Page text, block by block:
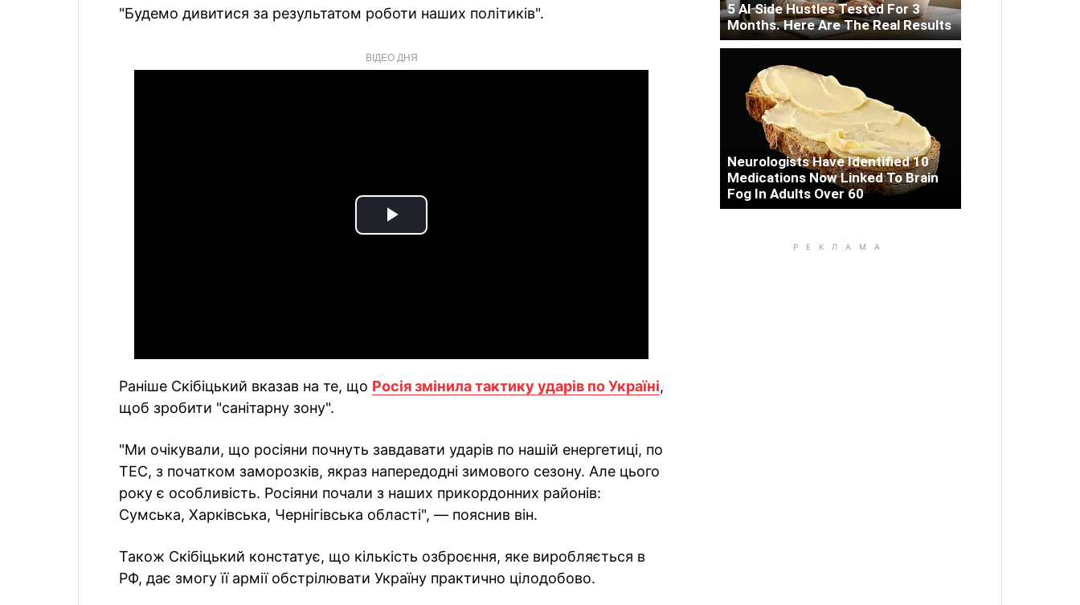
"Будемо дивитися за результатом роботи наших політиків".
ВІДЕО ДНЯ
Play
Раніше Скібіцький вказав на те, що Росія змінила тактику ударів по Україні,
щоб зробити "санітарну зону".
"Ми очікували, що росіяни почнуть завдавати ударів по нашій енергетиці, по
ТЕС, з початком заморозків, якраз напередодні зимового сезону. Але цього
року є особливість. Росіяни почали з наших прикордонних районів:
Сумська, Харківська, Чернігівська області", — пояснив він.
Також Скібіцький констатує, що кількість озброєння, яке виробляється в
РФ, дає змогу її армії обстрілювати Україну практично цілодобово.
5 AI Side Hustles Tested For 3
Months. Here Are The Real Results
Neurologists Have Identified 10
Medications Now Linked To Brain
Fog In Adults Over 60